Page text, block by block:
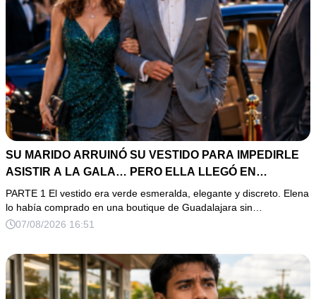
SU MARIDO ARRUINÓ SU VESTIDO PARA IMPEDIRLE
ASISTIR A LA GALA… PERO ELLA LLEGÓ EN
LIMUSINA COMO INVITADA DE HONOR DEL DUEÑO DE
LA EMPRESA
PARTE 1 El vestido era verde esmeralda, elegante y discreto. Elena
lo había comprado en una boutique de Guadalajara sin…
07/08/2026 16:51